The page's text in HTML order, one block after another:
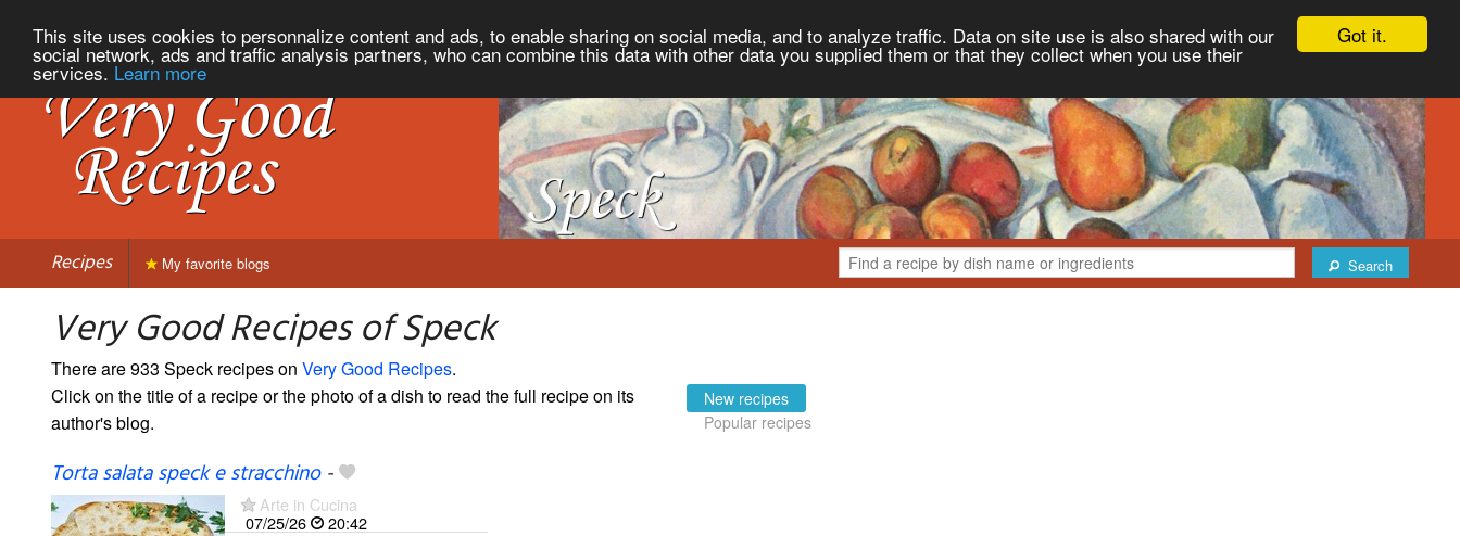
Got it.
This site uses cookies to personnalize content and ads, to enable sharing on social media, and to analyze traffic. Data on site use is also shared with our
social network, ads and traffic analysis partners, who can combine this data with other data you supplied them or that they collect when you use their
services. Learn more
Recipes Search
My favorite blogs
Very Good Recipes of Speck
There are 933 Speck recipes on Very Good Recipes.
Click on the title of a recipe or the photo of a dish to read the full recipe on its
author's blog.
New recipes
Popular recipes
Torta salata speck e stracchino-
Arte in Cucina
07/25/26
20:42